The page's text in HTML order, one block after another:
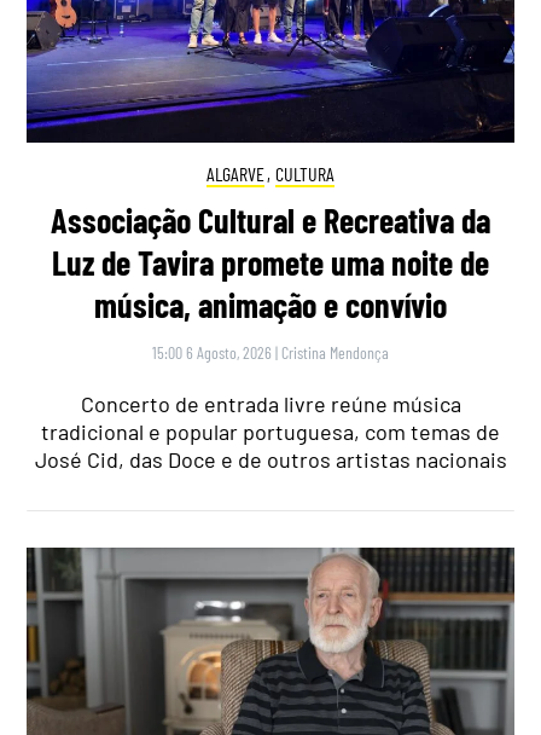
ALGARVE, CULTURA
Associação Cultural e Recreativa da
Luz de Tavira promete uma noite de
música, animação e convívio
15:00 6 Agosto, 2026 | Cristina Mendonça
Concerto de entrada livre reúne música
tradicional e popular portuguesa, com temas de
José Cid, das Doce e de outros artistas nacionais